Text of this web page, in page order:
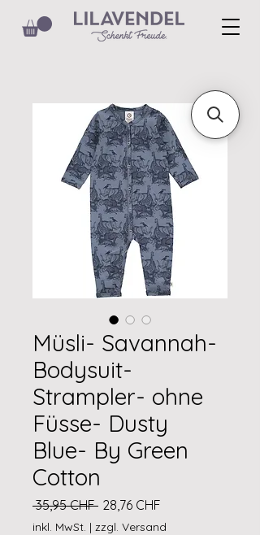
Müsli- Savannah-
Bodysuit-
Strampler- ohne
Füsse- Dusty
Blue- By Green
Cotton
35,95 CHF Standardpreis
28,76 CHF
Preis
inkl. MwSt. | zzgl. Versand